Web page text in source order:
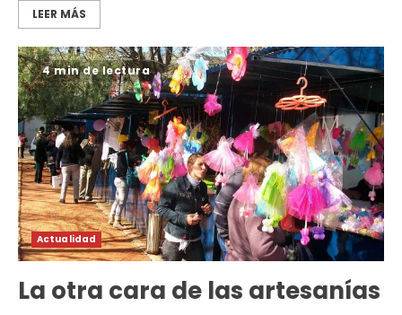
LEER MÁS
4 min de lectura
Actualidad
La otra cara de las artesanías